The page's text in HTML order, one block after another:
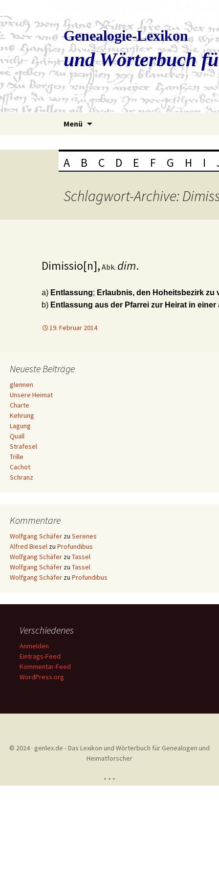
Genealogie-Lexikon
und Wörterbuch
Menü
A B C D E F G H I
Schlagwort-Archive:
Dimissio[n], Abk. dim.
a) Entlassung; Erlaubnis, den Hoheitsbezirk zu
b) Entlassung aus der Pfarrei zur Heirat in einer
19. Februar 2014
Neueste Beiträge
glennen
Unsere Heimat
Charte
Kehrung
Lagung
Quall
Strafesel
Trille
Cachot
Schranz
Kommentare
Wolfgang Schäfer zu Serenes
Alfred Biesel zu Profundibus
Wolfgang Schäfer zu Tassel
Wolfgang Schäfer zu Tassel
Wolfgang Schäfer zu Profundibus
Verschiedenes
Anmelden
Eintrags-Feed
Kommentar-Feed
WordPress.org
© 2024 · genlex.de - Das Lexikon und Wörterbuch für Genealogen und
Heimatforscher
* * *